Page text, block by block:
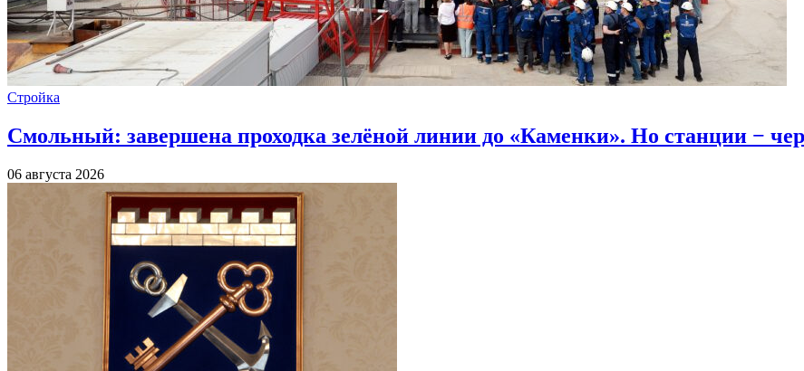
Стройка
Смольный: завершена проходка зелёной линии до «Каменки». Но станции −
06 августа 2026